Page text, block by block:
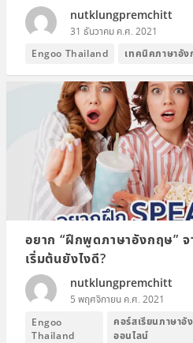
nutklungpremchitt
31 ธันวาคม ค.ศ. 2021
Engoo Thailand
เทคนิคภาษาอั
อยาก “ฝึกพูดภาษาอังกฤษ”
เริ่มต้นยังไงดี?
nutklungpremchitt
5 พฤศจิกายน ค.ศ. 2021
Engoo
Thailand
คอร์สเรียนภาษาอั
ออนไลน์